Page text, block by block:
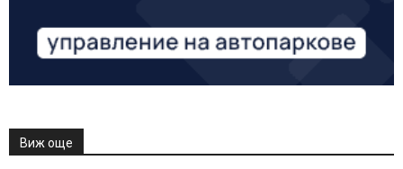
Виж още